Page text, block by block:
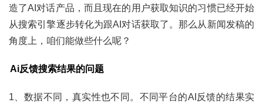
造了AI对话产品，而且现在的用户获取知识的习惯已经开始
从搜索引擎逐步转化为跟AI对话获取了。那么从新闻发稿的
角度上，咱们能做些什么呢？
Ai反馈搜索结果的问题
1、数据不同，真实性也不同。不同平台的AI反馈的结果实